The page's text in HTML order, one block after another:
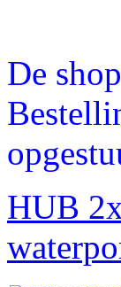
De
HUB